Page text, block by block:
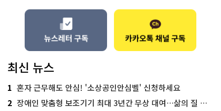
최신 뉴스
1 혼자 근무해도 안심! '소상공인안심벨' 신청하세요
2 장애인 맞춤형 보조기기 최대 3년간 무상 대여…삶의 질 높인다